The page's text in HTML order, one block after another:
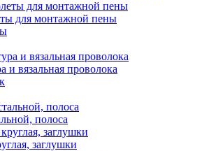
для монтажной пены
и вязальная проволока
полоса
заглушки